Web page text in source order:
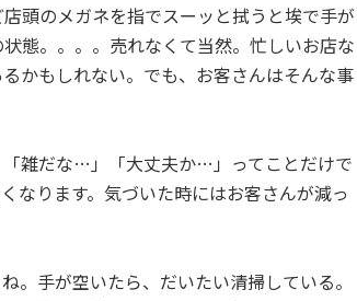
頭のメガネを指でスーッと拭うと埃で手が
態。。。。売れなくて当然。忙しいお店な
かもしれない。でも、お客さんはそんな事
雑だな…」「大丈夫か…」ってことだけで
なります。気づいた時にはお客さんが減っ
。手が空いたら、だいたい清掃している。